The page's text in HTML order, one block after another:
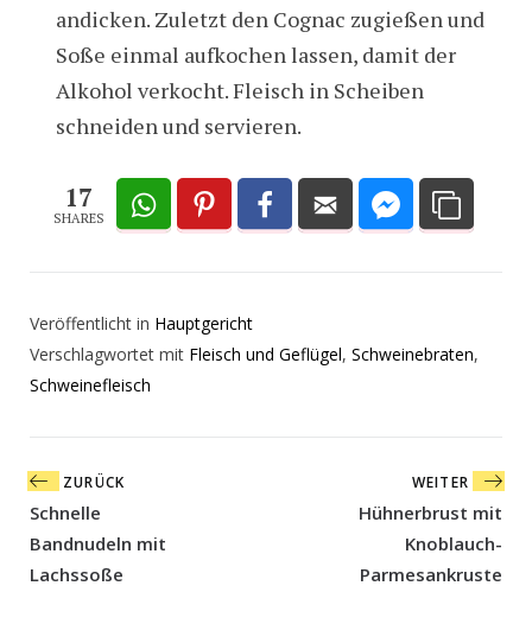
andicken. Zuletzt den Cognac zugießen und
Soße einmal aufkochen lassen, damit der
Alkohol verkocht. Fleisch in Scheiben
schneiden und servieren.
17
SHARES
Veröffentlicht in Hauptgericht
Verschlagwortet mit Fleisch und Geflügel, Schweinebraten,
Schweinefleisch
Beitragsnavigation
ZURÜCK
Schnelle
Bandnudeln mit
Lachssoße
WEITER
Hühnerbrust mit
Knoblauch-
Parmesankruste